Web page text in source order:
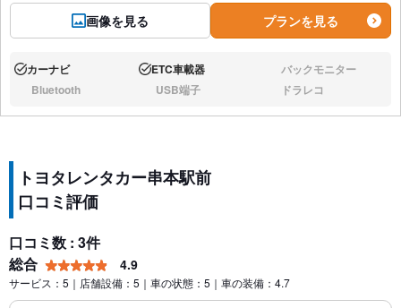
画像を見る プランを見る
あり:カーナビ あり:ETC車載器 なし:バックモニター
なし:Bluetooth なし:USB端子 なし:ドラレコ
トヨタレンタカー串本駅前
口コミ評価
口コミ数 : 3件
総合
4.9
サービス：5｜店舗設備：5｜車の状態：5｜車の装備：4.7